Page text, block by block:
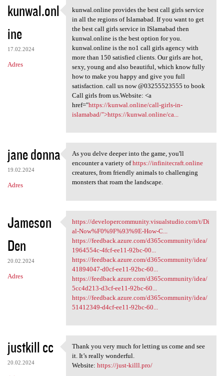
kunwal.onl
ine
17.02.2024
Adres
kunwal.online provides the
kunwal.online provides the best call girls service
in all the regions of Islamabad. If you want to get
the best call girls service in ISlamabad then
kunwal.online is the best option for you.
kunwal.online is the no1 call girls agency with
more than 150 satisfied clients. Our girls are hot,
sexy, young and also beautiful, which know fully
how to make you happy and give you full
satisfaction. call us now @03255523555 to book
Call girls from us.Website: <a
href="https://kunwal.online/call-girls-in-
islamabad/">https://kunwal.online/ca...
jane donna
19.02.2024
Adres
As you delve deeper into the
As you delve deeper into the game, you'll
encounter a variety ofhttps://infinitecraft.online
creatures, from friendly animals to challenging
monsters that roam the landscape.
Jameson
Den
20.02.2024
Adres
https://developercommunity
https://developercommunity.visualstudio.com/t/Di
al-Now%F0%9F%93%9E-How-C...
https://feedback.azure.com/d365community/idea/
1964554c-4fcf-ee11-92bc-00...
https://feedback.azure.com/d365community/idea/
41894047-d0cf-ee11-92bc-60...
https://feedback.azure.com/d365community/idea/
5cc4d213-d3cf-ee11-92bc-60...
https://feedback.azure.com/d365community/idea/
51412349-d4cf-ee11-92bc-60...
justkill cc
20.02.2024
Thank you very much for
Thank you very much for letting us come and see
it. It’s really wonderful.
Website: https://just-killl.pro/